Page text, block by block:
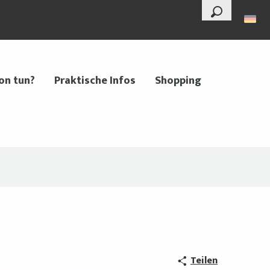
--°
Suche
tun? Praktische Infos Shopping
Teilen